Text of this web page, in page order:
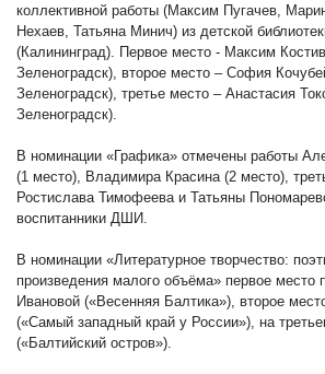
коллективной работы (Максим Пугачев,
Нехаев, Татьяна Минич) из детской
(Калининград). Первое место - Максим
Зеленоградск), второе место – София
Зеленоградск), третье место – Анастасия
Зеленоградск).
В номинации «Графика» отмечены работы
(1 место), Владимира Красина (2 место),
Ростислава Тимофеева и Татьяны
воспитанники ДШИ.
В номинации «Литературное творчество:
произведения малого объёма» первое место
Ивановой («Весенняя Балтика»), второе
(«Самый западный край у России»), на
(«Балтийский остров»).